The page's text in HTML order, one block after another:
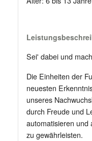
Sei' dabei und
Die Einheiten der
neuesten
unseres
durch Freude und
automatisieren und
zu gewährleisten.